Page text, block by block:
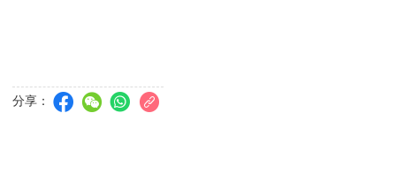
分享：